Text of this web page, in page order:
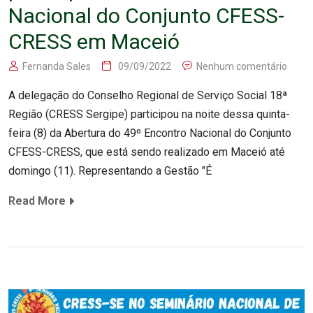
Nacional do Conjunto CFESS-
CRESS em Maceió
Fernanda Sales 09/09/2022 Nenhum comentário
A delegação do Conselho Regional de Serviço Social 18ª
Região (CRESS Sergipe) participou na noite dessa quinta-
feira (8) da Abertura do 49º Encontro Nacional do Conjunto
CFESS-CRESS, que está sendo realizado em Maceió até
domingo (11). Representando a Gestão "É
Read More